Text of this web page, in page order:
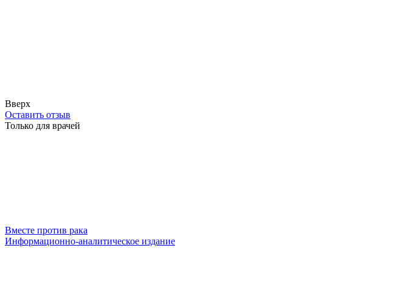
Вверх
Оставить отзыв
Только для врачей
Вместе против рака
Информационно-аналитическое издание